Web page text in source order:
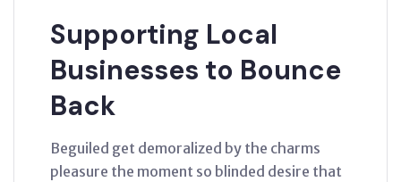
Supporting Local
Businesses to Bounce
Back
Beguiled get demoralized by the charms
pleasure the moment so blinded desire that